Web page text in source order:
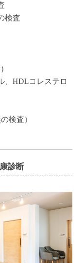
検査
、HDLコレステロ
検査）
診断